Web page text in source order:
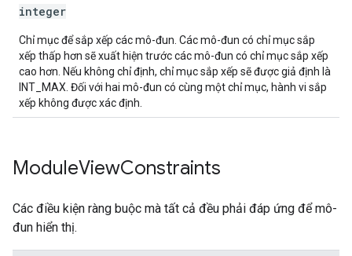
integer
Chỉ mục để sắp xếp các mô-đun. Các mô-đun có chỉ mục sắp
xếp thấp hơn sẽ xuất hiện trước các mô-đun có chỉ mục sắp xếp
cao hơn. Nếu không chỉ định, chỉ mục sắp xếp sẽ được giả định là
INT_MAX. Đối với hai mô-đun có cùng một chỉ mục, hành vi sắp
xếp không được xác định.
ModuleViewConstraints
Các điều kiện ràng buộc mà tất cả đều phải đáp ứng để mô-
đun hiển thị.